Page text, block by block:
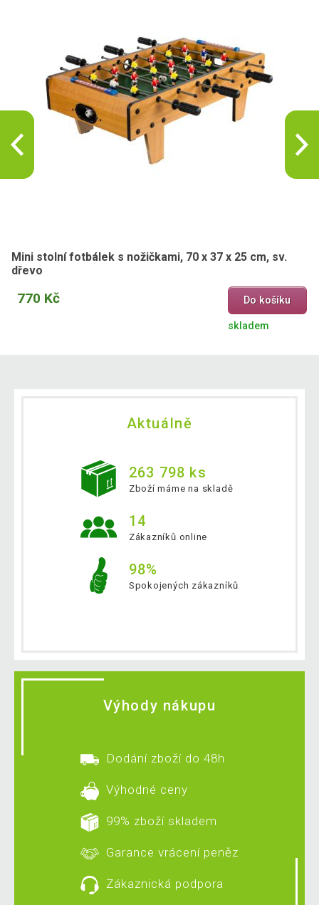
Mini stolní fotbálek s nožičkami, 70 x 37 x 25 cm, sv.
dřevo
770 Kč Do košíku
skladem
Aktuálně
263 798 ks
Zboží máme na skladě
14
Zákazníků online
98%
Spokojených zákazníků
Výhody nákupu
Dodání zboží do 48h
Výhodné ceny
99% zboží skladem
Garance vrácení peněz
Zákaznická podpora